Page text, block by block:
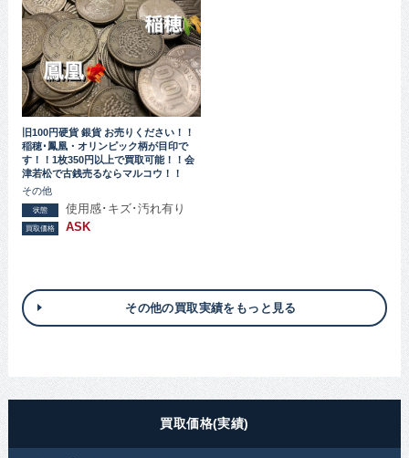
旧100円硬貨 銀貨 お売りください！！
稲穂･鳳凰・オリンピック柄が目印で
す！！1枚350円以上で買取可能！！会
津若松で古銭売るならマルコウ！！
その他
状態 使用感･キズ･汚れ有り
買取価格 ASK
その他の買取実績をもっと見る
買取価格(実績)